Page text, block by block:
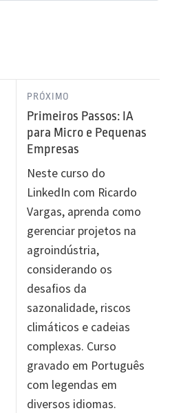
PRÓXIMO
Primeiros Passos: IA
para Micro e Pequenas
Empresas
Neste curso do
LinkedIn com Ricardo
Vargas, aprenda como
gerenciar projetos na
agroindústria,
considerando os
desafios da
sazonalidade, riscos
climáticos e cadeias
complexas. Curso
gravado em Português
com legendas em
diversos idiomas.